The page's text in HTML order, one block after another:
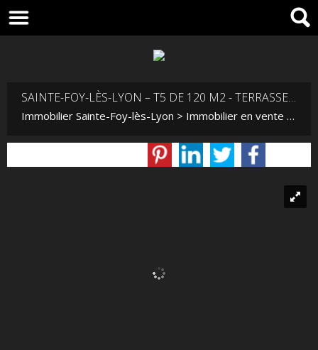
SAINTE-FOY-LÈS-LYON – T5 DE 120 M2 - TERRASSE - VUE DÉGAGÉE - PISCINE - GARAGE DOUBLE
Immobilier Sainte-Foy-lès-Lyon > Immobilier en vente Sainte-Foy-lès-Lyon